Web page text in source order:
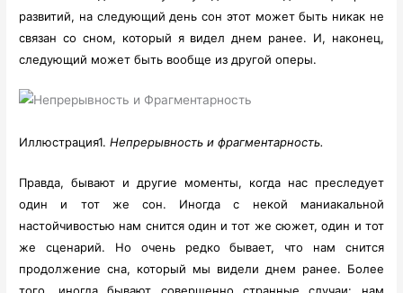
развитий, на следующий день сон этот может быть никак не
связан со сном, который я видел днем ранее. И, наконец,
следующий может быть вообще из другой оперы.
Иллюстрация1.Непрерывность и фрагментарность.
Правда, бывают и другие моменты, когда нас преследует
один и тот же сон. Иногда с некой маниакальной
настойчивостью нам снится один и тот же сюжет, один и тот
же сценарий. Но очень редко бывает, что нам снится
продолжение сна, который мы видели днем ранее. Более